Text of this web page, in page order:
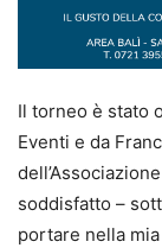
Il torneo è stato
Eventi e da
soddisfatto –
portare nella